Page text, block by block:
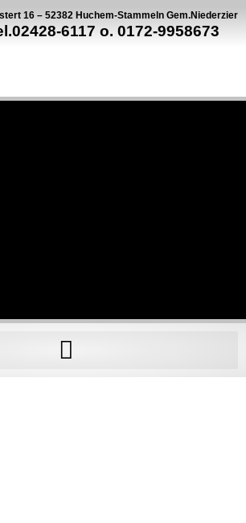
16 – 52382 Huchem-Stammeln Gem.Niederzier
6117 o. 0172-9958673